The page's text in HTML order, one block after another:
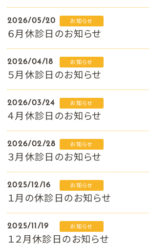
2026/05/20 お知らせ
６月休診日のお知らせ
2026/04/18 お知らせ
５月休診日のお知らせ
2026/03/24 お知らせ
４月休診日のお知らせ
2026/02/28 お知らせ
３月休診日のお知らせ
2025/12/16 お知らせ
１月の休診日のお知らせ
2025/11/19 お知らせ
１２月休診日のお知らせ